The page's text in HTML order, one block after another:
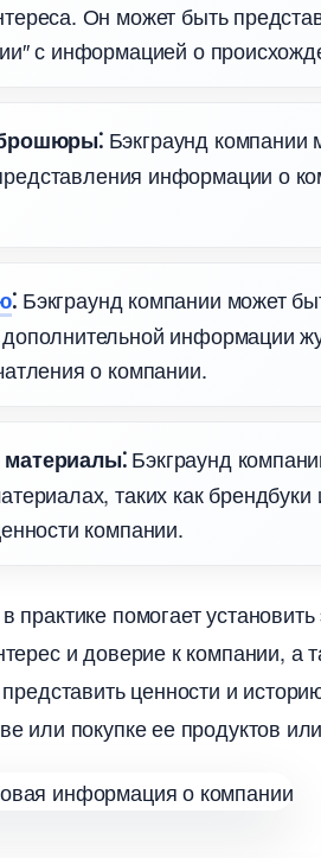
Он может быть
с информацией о
Бэкграунд компании
информации о
⁚ Бэкграунд компании может
информации
о компании.​
Бэкграунд
таких как
компании.​
практике помогает
и доверие к компании, а
ценности и
или покупке ее продуктов